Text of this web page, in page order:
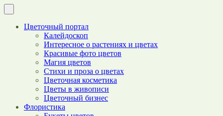
Цветочный портал
Калейдоскоп
Интересное о растениях и цветах
Красивые фото цветов
Магия цветов
Стихи и проза о цветах
Цветочная косметика
Цветы в живописи
Цветочный бизнес
Флористика